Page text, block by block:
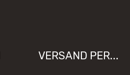
VERSAND PER...